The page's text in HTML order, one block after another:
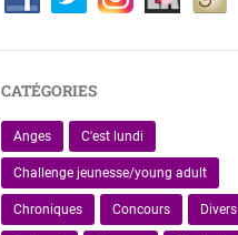
CATÉGORIES
Anges C'est lundi
Challenge jeunesse/young adult
Chroniques Concours Divers